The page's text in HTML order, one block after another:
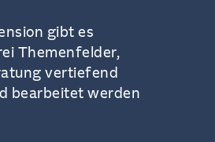
gibt es
Themenfelder,
vertiefend
bearbeitet werden